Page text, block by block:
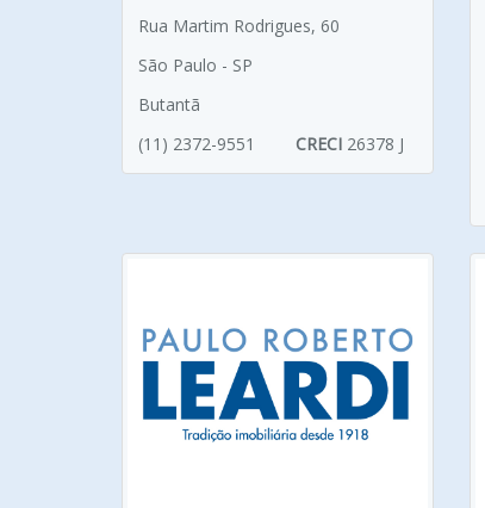
Rua Martim Rodrigues, 60
São Paulo - SP
Butantã
(11) 2372-9551
CRECI 26378 J